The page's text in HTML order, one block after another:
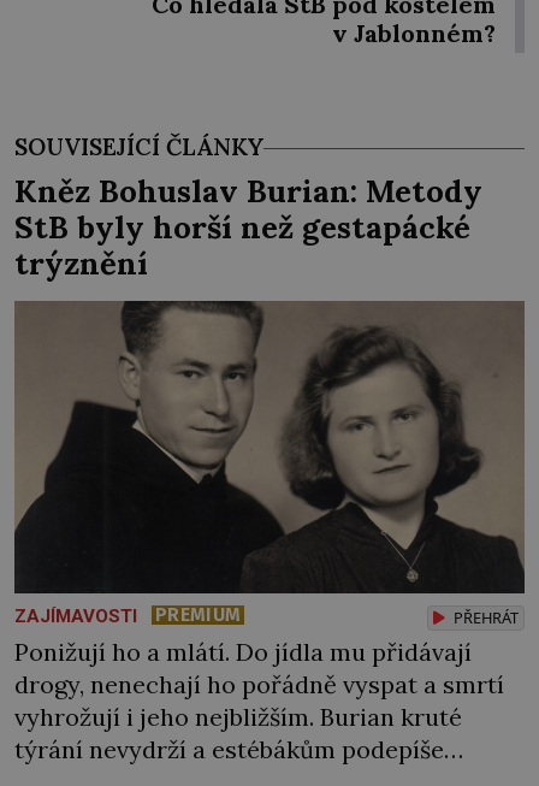
v Jablonném?
SOUVISEJÍCÍ ČLÁNKY
Kněz Bohuslav Burian: Metody
StB byly horší než gestapácké
trýznění
ZAJÍMAVOSTI PREMIUM PŘEHRÁT
Ponižují ho a mlátí. Do jídla mu přidávají
drogy, nenechají ho pořádně vyspat a smrtí
vyhrožují i jeho nejbližším. Burian kruté
týrání nevydrží a estébákům podepíše